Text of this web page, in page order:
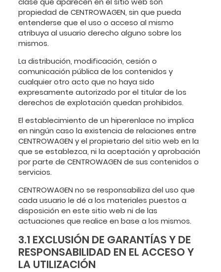
propiedad de CENTROWAGEN, sin que pueda
entenderse que el uso o acceso al mismo
atribuya al usuario derecho alguno sobre los
mismos.
La distribución, modificación, cesión o
comunicación pública de los contenidos y
cualquier otro acto que no haya sido
expresamente autorizado por el titular de los
derechos de explotación quedan prohibidos.
El establecimiento de un hiperenlace no implica
en ningún caso la existencia de relaciones entre
CENTROWAGEN y el propietario del sitio web en la
que se establezca, ni la aceptación y aprobación
por parte de CENTROWAGEN de sus contenidos o
servicios.
CENTROWAGEN no se responsabiliza del uso que
cada usuario le dé a los materiales puestos a
disposición en este sitio web ni de las
actuaciones que realice en base a los mismos.
3.1 EXCLUSIÓN DE GARANTÍAS Y DE
RESPONSABILIDAD EN EL ACCESO Y
LA UTILIZACIÓN